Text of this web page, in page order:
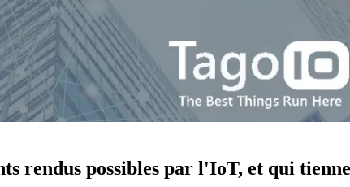
rendus possibles par l'IoT, et qui